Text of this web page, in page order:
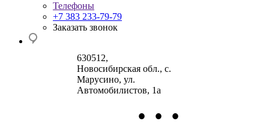
Телефоны
+7 383 233-79-79
Заказать звонок
630512,
Новосибирская обл., с.
Марусино, ул.
Автомобилистов, 1а
Маршала Прошлякова,
• • •